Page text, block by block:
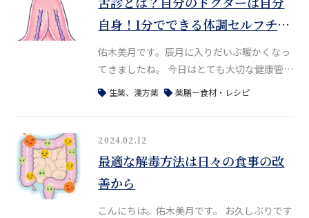
この時期に旬を迎える梅には、私たちの体を
整えてくれる様々な嬉しい作用があります。
梅に含まれる豊富なクエン酸が代謝を促
自身！1分でできる体調セルフチェ
ック
佑木美月です。辰月に入りだいぶ暖かくなっ
てきましたね。 今日はとても大切な健康管理
についてのお話です。 以前も、ここ数年、お
くなられる方が増えているとお話ししまし
た。 藤江さんが最近YouTubeで、2025年1月
の日本人の死亡数が異常すぎると、詳しいデ
ータをあげながら解説されているのもみ
生薬、漢方薬 薬膳ー食材・レシピ
2024.02.12
最適な解毒方法は日々の食事の改
善から
こんにちは。佑木美月です。 お久しぶりです